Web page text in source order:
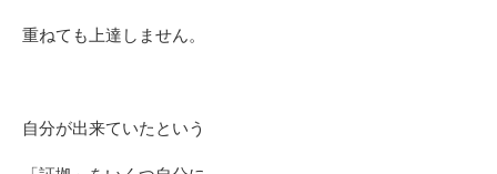
重ねても上達しません。
自分が出来ていたという